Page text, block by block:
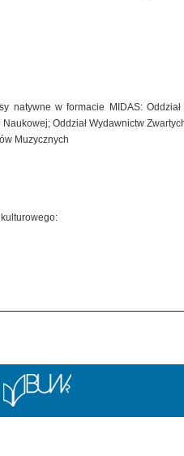
natywne w formacie MIDAS:
Oddział Wydawnictw
Muzycznych